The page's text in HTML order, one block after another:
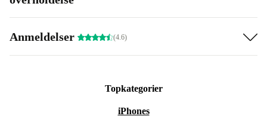
Anmeldelser (4.6)
Topkategorier
iPhones